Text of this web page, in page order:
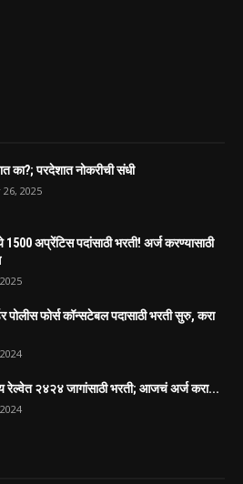
का?; परदेशात नोकरीची संधी
2025
अप्रेंटिस पदांसाठी भरती! अर्ज करण्यासाठी
पोलीस फोर्स कॉन्सटेबल पदासाठी भरती सुरु, करा
रेल्वेत २४२४ जागांसाठी भरती; आजचं अर्ज करा...